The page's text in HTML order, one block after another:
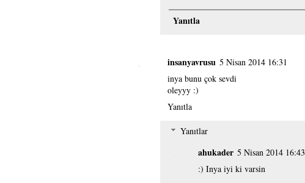
Yanıtla
insanyavrusu 5 Nisan 2014 16:31
inya bunu çok sevdi
oleyyy :)
Yanıtla
Yanıtlar
ahukader 5 Nisan 2014 16:43
:) Inya iyi ki varsin